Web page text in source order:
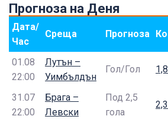
Прогноза на Деня
Дата/
Час
Среща Прогноза
01.08
22:00
Лутън –
Уимбълдън
Гол/Гол
31.07
22:00
Брага –
Левски
Под 2,5
гола